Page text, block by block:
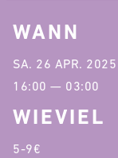
WANN
SA. 26 APR. 2025
16:00 — 03:00
WIEVIEL
5-9€